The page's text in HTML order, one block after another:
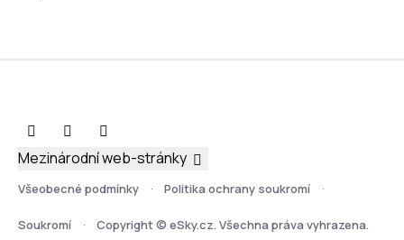
Všeobecné podmínky Politika ochrany soukromí
Soukromí Copyright © eSky.cz. Všechna práva vyhrazena.
Mezinárodní web-stránky